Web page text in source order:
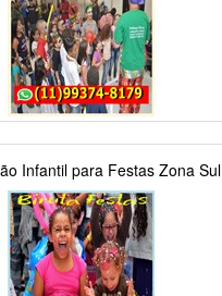
Infantil para Festas Zona Sul